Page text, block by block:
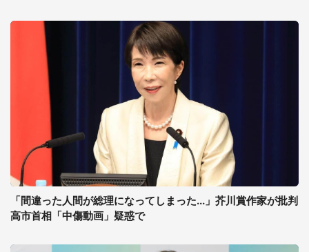
「間違った人間が総理になってしまった...」芥川賞作家が批判
高市首相「中傷動画」疑惑で